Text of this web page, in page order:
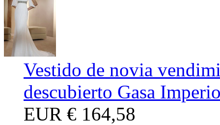
Vestido de novia
descubierto Gasa
EUR € 164,58